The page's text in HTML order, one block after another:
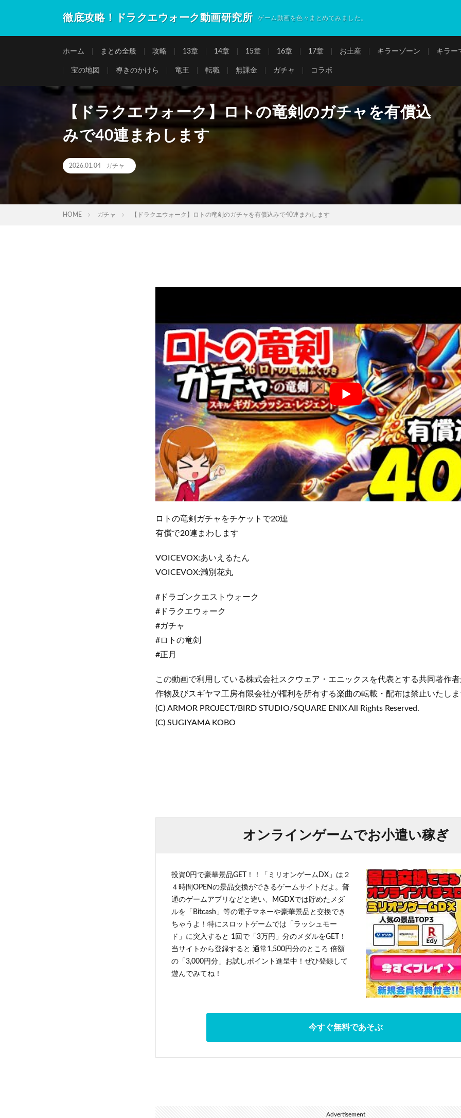
徹底攻略！ドラクエウォーク動画研究所 ゲーム動画を色々まとめてみました。
ホーム まとめ全般 攻略 13章 14章 15章 16章 17章 お土産 キラーゾーン キラー
宝の地図 導きのかけら 竜王 転職 無課金 ガチャ コラボ
【ドラクエウォーク】ロトの竜剣のガチャを有償込
みで40連まわします
2026.01.04 ガチャ
HOME ガチャ 【ドラクエウォーク】ロトの竜剣のガチャを有償込みで40連まわします
ロトの竜剣ガチャをチケットで20連
有償で20連まわします
VOICEVOX:あいえるたん
VOICEVOX:満別花丸
#ドラゴンクエストウォーク
#ドラクエウォーク
#ガチャ
#ロトの竜剣
#正月
この動画で利用している株式会社スクウェア・エニックスを代表とする共同著作
作物及びスギヤマ工房有限会社が権利を所有する楽曲の転載・配布は禁止いたし
(C) ARMOR PROJECT/BIRD STUDIO/SQUARE ENIX All Rights Reserved.
(C) SUGIYAMA KOBO
オンラインゲームでお小遣い稼ぎ
投資0円で豪華景品GET！！「ミリオンゲームDX」は２
４時間OPENの景品交換ができるゲームサイトだよ。普
通のゲームアプリなどと違い、MGDXでは貯めたメダ
ルを「Bitcash」等の電子マネーや豪華景品と交換でき
ちゃうよ！特にスロットゲームでは「ラッシュモー
ド」に突入すると 1回で「3万円」分のメダルをGET！
当サイトから登録すると 通常1,500円分のところ 倍額
の「3,000円分」お試しポイント進呈中！ぜひ登録して
遊んでみてね！
今すぐ無料であそぶ
Advertisement